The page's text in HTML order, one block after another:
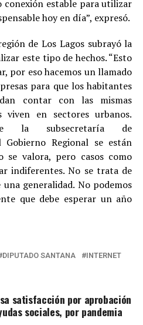
conexión estable para utilizar
hoy en día”, expresó.
de Los Lagos subrayó la
este tipo de hechos. “Esto
por eso hacemos un llamado
para que los habitantes
contar con las mismas
viven en sectores urbanos.
la subsecretaría de
Gobierno Regional se están
se valora, pero casos como
indiferentes. No se trata de
generalidad. No podemos
que debe esperar un año
DIPUTADO SANTANA
INTERNET
satisfacción por aprobación
sociales, por pandemia